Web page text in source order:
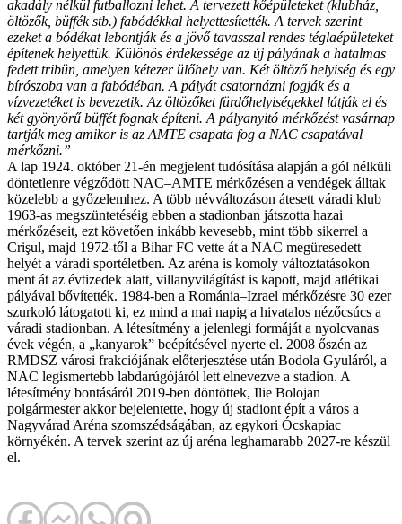
akadály nélkül futballozni lehet. A tervezett kőépületeket (klubház,
öltözők, büffék stb.) fabódékkal helyettesítették. A tervek szerint
ezeket a bódékat lebontják és a jövő tavasszal rendes téglaépületeket
építenek helyettük. Különös érdekessége az új pályának a hatalmas
fedett tribün, amelyen kétezer ülőhely van. Két öltöző helyiség és egy
bírószoba van a fabódéban. A pályát csatornázni fogják és a
vízvezetéket is bevezetik. Az öltözőket fürdőhelyiségekkel látják el és
két gyönyörű büffét fognak építeni. A pályanyitó mérkőzést vasárnap
tartják meg amikor is az AMTE csapata fog a NAC csapatával
mérkőzni.”
A lap 1924. október 21-én megjelent tudósítása alapján a gól nélküli
döntetlenre végződött NAC–AMTE mérkőzésen a vendégek álltak
közelebb a győzelemhez. A több névváltozáson átesett váradi klub
1963-as megszüntetéséig ebben a stadionban játszotta hazai
mérkőzéseit, ezt követően inkább kevesebb, mint több sikerrel a
Crişul, majd 1972-től a Bihar FC vette át a NAC megüresedett
helyét a váradi sportéletben. Az aréna is komoly változtatásokon
ment át az évtizedek alatt, villanyvilágítást is kapott, majd atlétikai
pályával bővítették. 1984-ben a Románia–Izrael mérkőzésre 30 ezer
szurkoló látogatott ki, ez mind a mai napig a hivatalos nézőcsúcs a
váradi stadionban. A létesítmény a jelenlegi formáját a nyolcvanas
évek végén, a „kanyarok” beépítésével nyerte el. 2008 őszén az
RMDSZ városi frakciójának előterjesztése után Bodola Gyuláról, a
NAC legismertebb labdarúgójáról lett elnevezve a stadion. A
létesítmény bontásáról 2019-ben döntöttek, Ilie Bolojan
polgármester akkor bejelentette, hogy új stadiont épít a város a
Nagyvárad Aréna szomszédságában, az egykori Ócskapiac
környékén. A tervek szerint az új aréna leghamarabb 2027-re készül
el.